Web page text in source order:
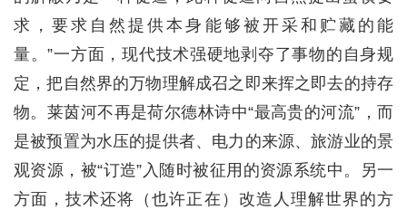
求，要求自然提供本身能够被开采和贮藏的能
量。”一方面，现代技术强硬地剥夺了事物的自身规
定，把自然界的万物理解成召之即来挥之即去的持存
物。莱茵河不再是荷尔德林诗中“最高贵的河流”，而
是被预置为水压的提供者、电力的来源、旅游业的景
观资源，被“订造”入随时被征用的资源系统中。另一
方面，技术还将（也许正在）改造人理解世界的方